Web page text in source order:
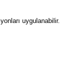
uygulanabilir.